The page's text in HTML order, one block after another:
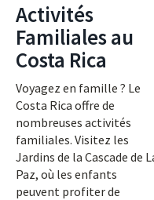
Activités
Familiales au
Costa Rica
Voyagez en famille ? Le
Costa Rica offre de
nombreuses activités
familiales. Visitez les
Jardins de la Cascade de
Paz, où les enfants
peuvent profiter de